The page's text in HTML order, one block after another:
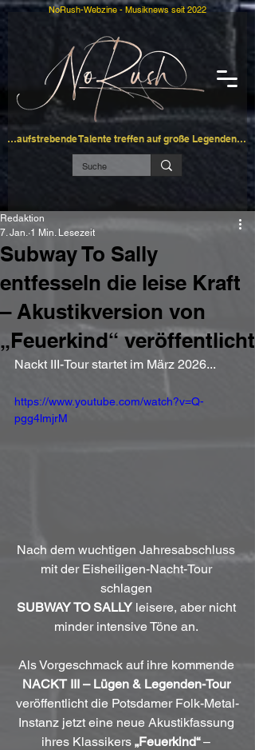
…aufstrebende Talente treffen auf große Legenden…
NoRush-Webzine - Musiknews seit 2022
Subway To Sally
entfesseln die leise Kraft
– Akustikversion von
„Feuerkind“ veröffentlicht
Redaktion
7. Jan. 1 Min. Lesezeit
Nackt III-Tour startet im März 2026...
https://www.youtube.com/watch?v=Q-
pgg4lmjrM
Nach dem wuchtigen Jahresabschluss
mit der Eisheiligen-Nacht-Tour
schlagen
SUBWAY TO SALLY leisere, aber nicht
minder intensive Töne an.
Als Vorgeschmack auf ihre kommende
NACKT III – Lügen & Legenden-Tour
veröffentlicht die Potsdamer Folk-Metal-
Instanz jetzt eine neue Akustikfassung
ihres Klassikers „Feuerkind“ –